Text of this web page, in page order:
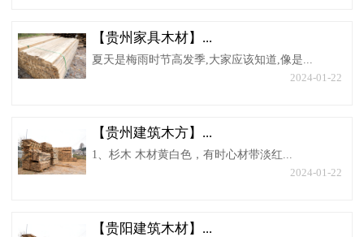
【贵州家具木材】...
夏天是梅雨时节高发季,大家应该知道,像是...
2024-01-22
【贵州建筑木方】...
1、杉木 木材黄白色，有时心材带淡红...
2024-01-22
【贵阳建筑木材】...